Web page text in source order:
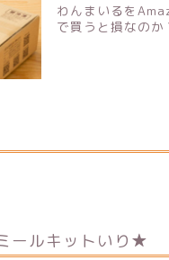
わんまいるを
で買うと損なのか
ールキットいり★